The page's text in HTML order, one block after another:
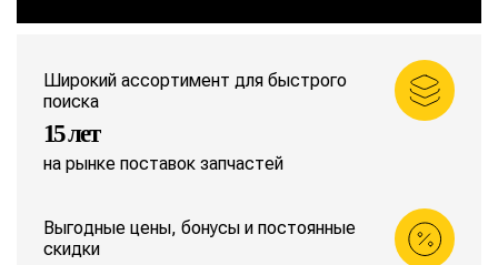
Широкий ассортимент для быстрого
поиска
15 лет
на рынке поставок запчастей
Выгодные цены, бонусы и постоянные
скидки